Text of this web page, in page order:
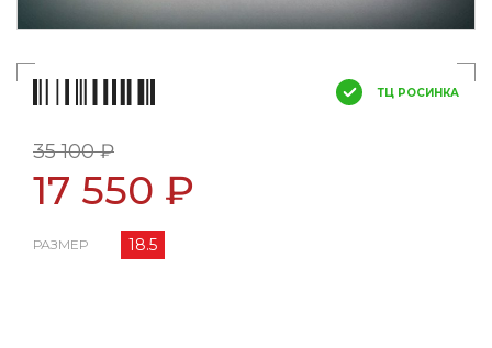
ТЦ РОСИНКА
35 100 ₽
17 550 ₽
РАЗМЕР 18.5